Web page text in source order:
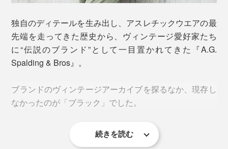
独自のディテールを生み出し、アスレチックウエアの最
先端を走ってきた歴史から、ヴィンテージ愛好家たち
に“伝説のブランド”として一目置かれてきた『A.G.
Spalding & Bros』。
ブランドのヴィンテージアーカイブを探るなか、現存し
なかったのが「ブラック」でした。
続きを読む